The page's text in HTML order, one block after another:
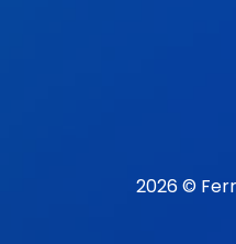
2026 ©